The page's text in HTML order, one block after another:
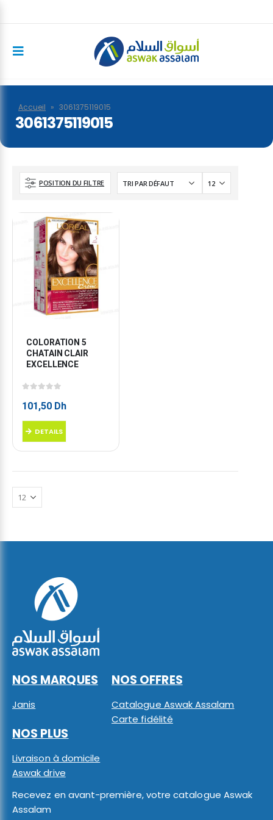
Accueil » 3061375119015
3061375119015
POSITION DU FILTRE
COLORATION 5
CHATAIN CLAIR
EXCELLENCE
101,50 Dh
DETAILS
NOS MARQUES
Janis
NOS OFFRES
Catalogue Aswak Assalam
Carte fidélité
NOS PLUS
Livraison à domicile
Aswak drive
Recevez en avant-première, votre catalogue Aswak
Assalam